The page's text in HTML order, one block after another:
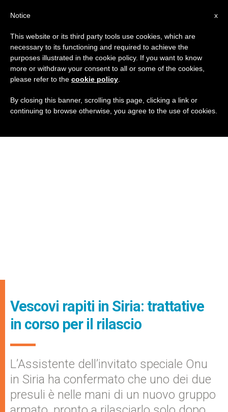
Vescovi rapiti in Siria: trattative
in corso per il rilascio
L’Assistente dell’invitato speciale Onu
in Siria ha confermato che uno dei due
presuli è nelle mani di un nuovo gruppo
x
Notice
This website or its third party tools use cookies, which are
necessary to its functioning and required to achieve the
purposes illustrated in the cookie policy. If you want to know
more or withdraw your consent to all or some of the cookies,
please refer to the cookie policy
By closing this banner, scrolling this page, clicking a link or
continuing to browse otherwise, you agree to the use of cookies.